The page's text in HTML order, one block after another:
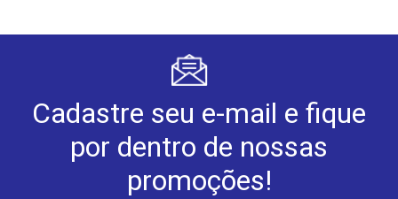
Cadastre seu e-mail e fique
por dentro de nossas
promoções!